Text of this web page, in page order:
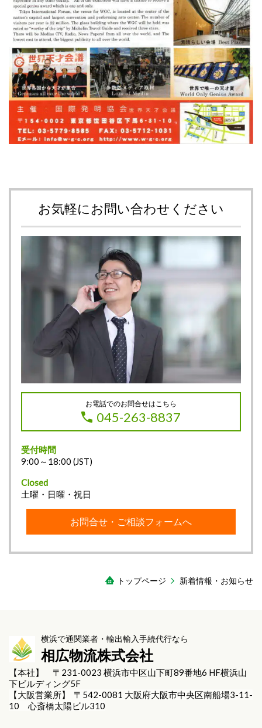
お気軽にお問い合わせください
お電話でのお問合せはこちら
045-263-8837
受付時間
9:00～18:00 (JST)
Closed
土曜・日曜・祝日
お問合せ・ご相談フォームへ
トップページ 新着情報・お知らせ
横浜で通関業者・輸出輸入手続代行なら
相広物流株式会社
【本社】 〒231-0023 横浜市中区山下町89番地6 HF横浜山
下ビルディング5F
【大阪営業所】 〒542-0081 大阪府大阪市中央区南船場3-11-
10 心斎橋太陽ビル310